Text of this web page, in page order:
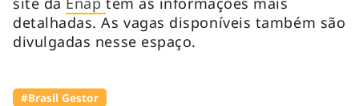
detalhadas. As vagas disponíveis também são
divulgadas nesse espaço.
#Brasil Gestor